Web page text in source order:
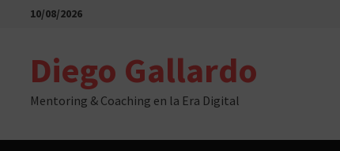
Saltar10/08/2026
Diego Gallardo
Mentoring & Coaching en la Era Digital